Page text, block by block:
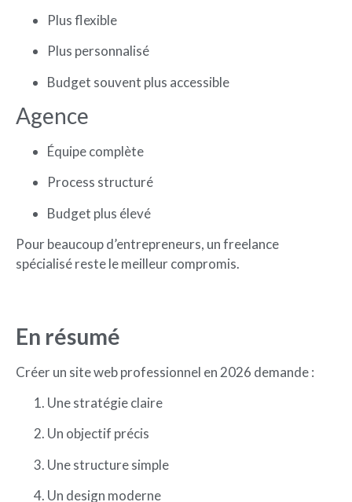
Plus flexible
Plus personnalisé
Budget souvent plus accessible
Agence
Équipe complète
Process structuré
Budget plus élevé
Pour beaucoup d’entrepreneurs, un freelance
spécialisé reste le meilleur compromis.
En résumé
Créer un site web professionnel en 2026 demande :
Une stratégie claire
Un objectif précis
Une structure simple
Un design moderne